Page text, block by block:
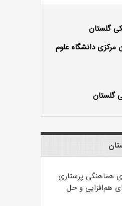
گلستان
مرکزی دانشگاه علوم
گلستان
هماهنگی پرستاری
هم‌افزایی و حل